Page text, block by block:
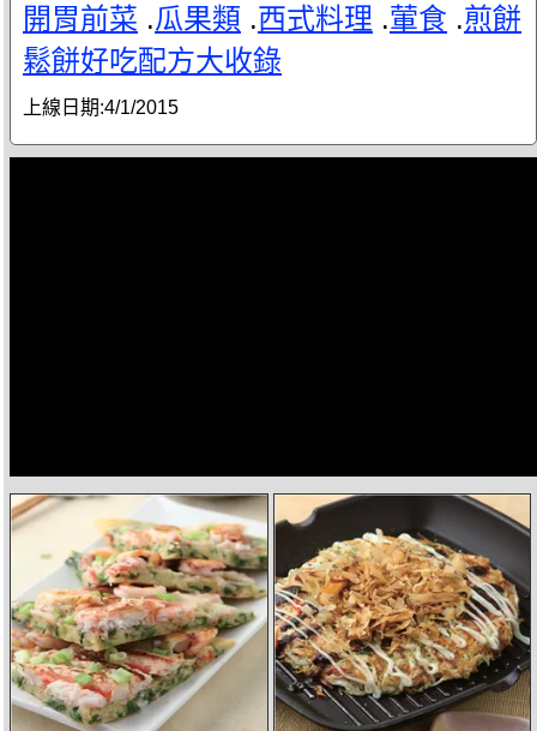
開胃前菜 .瓜果類 .西式料理 .葷食 .煎餅
鬆餅好吃配方大收錄
上線日期:4/1/2015